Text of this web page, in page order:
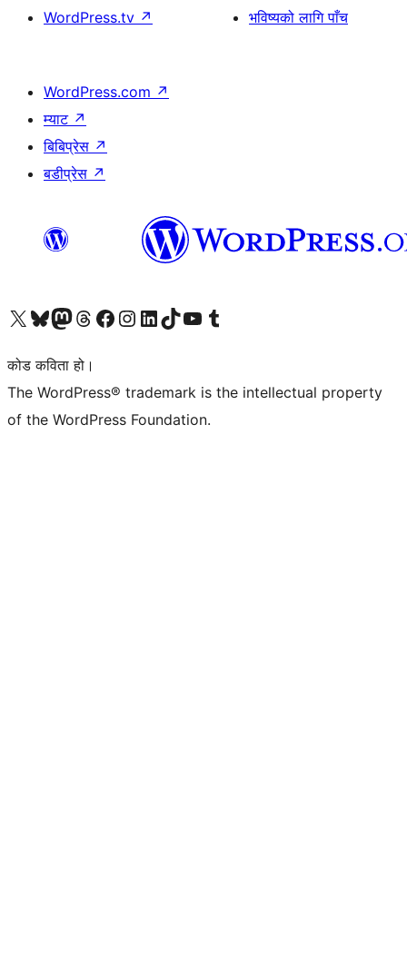
WordPress.tv ↗
भविष्यको लागि पाँच
WordPress.com ↗
म्याट ↗
बिबिप्रेस ↗
बडीप्रेस ↗
हाम्रो X (पहिले ट्विटर) खातामा जानुहोस्
हाम्रो Bluesky खाता भ्रमण गर्नुहोस्
हाम्रो म्यास्टोडन खाता भ्रमण गर्नुहोस्
हाम्रो थ्रेड्स खातामा जानुहोस्
हाम्रो फेसबुक पेजमा जानुहोस्
हाम्रो इन्स्टाग्राम खातामा जानुहोस्
हाम्रो लिङ्क्डइन खातामा जानुहोस्
हाम्रो TikTok खाता भ्रमण गर्नुहोस्
हाम्रो युट्युब च्यानलमा जानुहोस्
हाम्रो टम्बलर खाता भ्रमण गर्नुहोस्
कोड कविता हो।
The WordPress® trademark is the intellectual property
of the WordPress Foundation.